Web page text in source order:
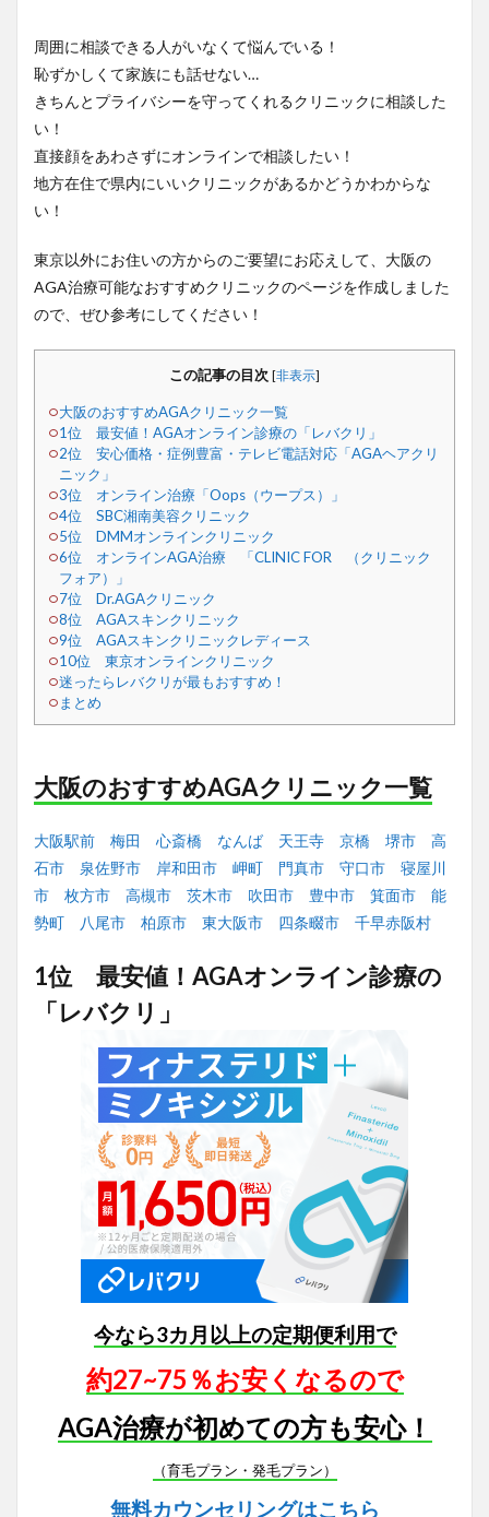
周囲に相談できる人がいなくて悩んでいる！
恥ずかしくて家族にも話せない…
きちんとプライバシーを守ってくれるクリニックに相談した
い！
直接顔をあわさずにオンラインで相談したい！
地方在住で県内にいいクリニックがあるかどうかわからな
い！
東京以外にお住いの方からのご要望にお応えして、大阪の
AGA治療可能なおすすめクリニックのページを作成しました
ので、ぜひ参考にしてください！
この記事の目次 [非表示]
大阪のおすすめAGAクリニック一覧
1位 最安値！AGAオンライン診療の「レバクリ」
2位 安心価格・症例豊富・テレビ電話対応「AGAヘアクリ
ニック」
3位 オンライン治療「Oops（ウープス）」
4位 SBC湘南美容クリニック
5位 DMMオンラインクリニック
6位 オンラインAGA治療 「CLINIC FOR （クリニック
フォア）」
7位 Dr.AGAクリニック
8位 AGAスキンクリニック
9位 AGAスキンクリニックレディース
10位 東京オンラインクリニック
迷ったらレバクリが最もおすすめ！
まとめ
大阪のおすすめAGAクリニック一覧
大阪駅前 梅田 心斎橋 なんば 天王寺 京橋 堺市
高
石市
泉佐野市 岸和田市 岬町 門真市 守口市
寝屋川
市
枚方市 高槻市 茨木市 吹田市 豊中市 箕面市
能
勢町
八尾市 柏原市 東大阪市 四条畷市 千早赤阪村
1位 最安値！AGAオンライン診療の
「レバクリ」
今なら3カ月以上の定期便利用で
約27~75％お安くなるので
AGA治療が初めての方も安心！
（育毛プラン・発毛プラン）
無料カウンセリングはこちら